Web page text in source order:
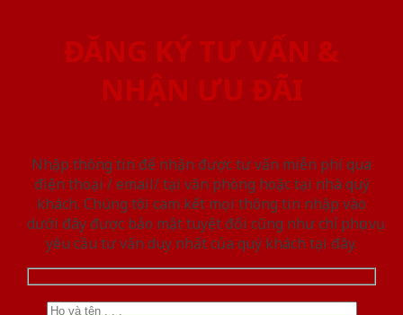
ĐĂNG KÝ TƯ VẤN &
NHẬN ƯU ĐÃI
Nhập thông tin để nhận được tư vấn miễn phí qua
điện thoại / email/ tại văn phòng hoặc tại nhà quý
khách. Chúng tôi cam kết mọi thông tin nhập vào
dưới đây được bảo mật tuyệt đối cũng như chỉ phục vụ
yêu cầu tư vấn duy nhất của quý khách tại đây.